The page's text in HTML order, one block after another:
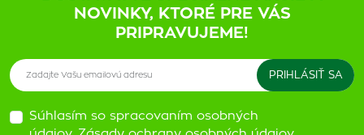
NOVINKY, KTORÉ PRE VÁS
PRIPRAVUJEME!
Súhlasím so spracovaním osobných